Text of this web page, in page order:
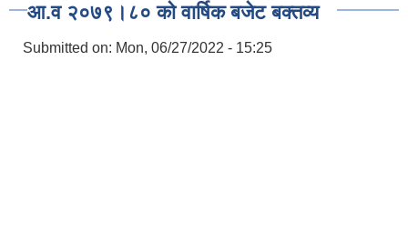
आ.व २०७९।८० काे वार्षिक बजेट बक्तव्य
Submitted on: Mon, 06/27/2022 - 15:25